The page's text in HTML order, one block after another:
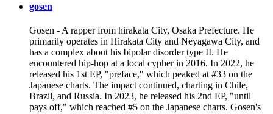
gosen
Gosen - A rapper from hirakata City, Osaka Prefecture. He
primarily operates in Hirakata City and Neyagawa City, and
has a complex about his bipolar disorder type II. He
encountered hip-hop at a local cypher in 2016. In 2022, he
released his 1st EP, "preface," which peaked at #33 on the
Japanese charts. The impact continued, charting in Chile,
Brazil, and Russia. In 2023, he released his 2nd EP, "until
pays off," which reached #5 on the Japanese charts. Gosen's